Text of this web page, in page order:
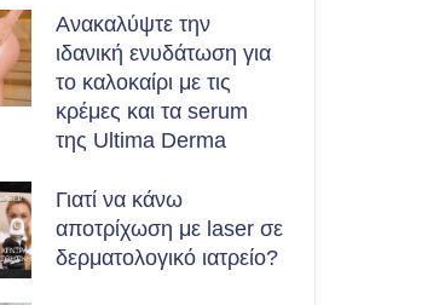
Ανακαλύψτε την
ιδανική ενυδάτωση για
το καλοκαίρι με τις
κρέμες και τα serum
της Ultima Derma
Γιατί να κάνω
αποτρίχωση με laser σε
δερματολογικό ιατρείο?